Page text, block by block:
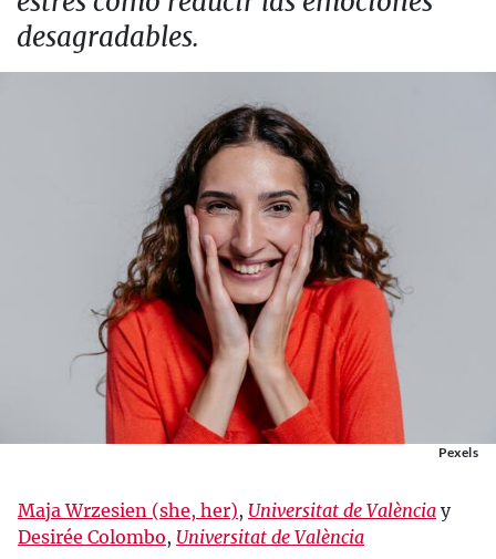
desagradables.
Pexels
Maja Wrzesien (she, her), Universitat de València y
Desirée Colombo, Universitat de València